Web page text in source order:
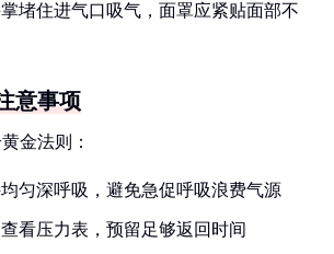
掌堵住进气口吸气，面罩应紧贴面部不
意事项
金法则：
均匀深呼吸，避免急促呼吸浪费气源
查看压力表，预留足够返回时间